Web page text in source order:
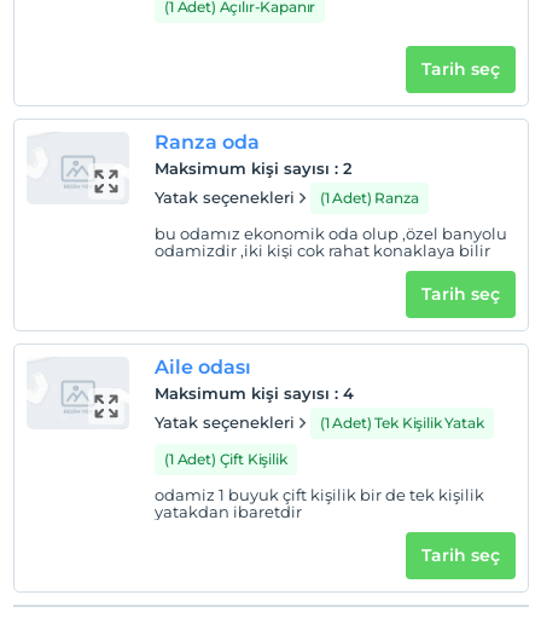
(1 Adet) Açılır-Kapanır
Tarih seç
Ranza oda
Maksimum kişi sayısı : 2
Yatak seçenekleri
(1 Adet) Ranza
bu odamız ekonomik oda olup ,özel banyolu
odamizdir ,iki kişi cok rahat konaklaya bilir
Tarih seç
Aile odası
Maksimum kişi sayısı : 4
Yatak seçenekleri
(1 Adet) Tek Kişilik Yatak
(1 Adet) Çift Kişilik
odamiz 1 buyuk çift kişilik bir de tek kişilik
yatakdan ibaretdir
Tarih seç